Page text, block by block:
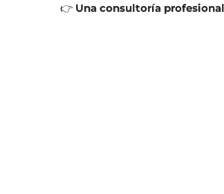
👉 Una consultoría